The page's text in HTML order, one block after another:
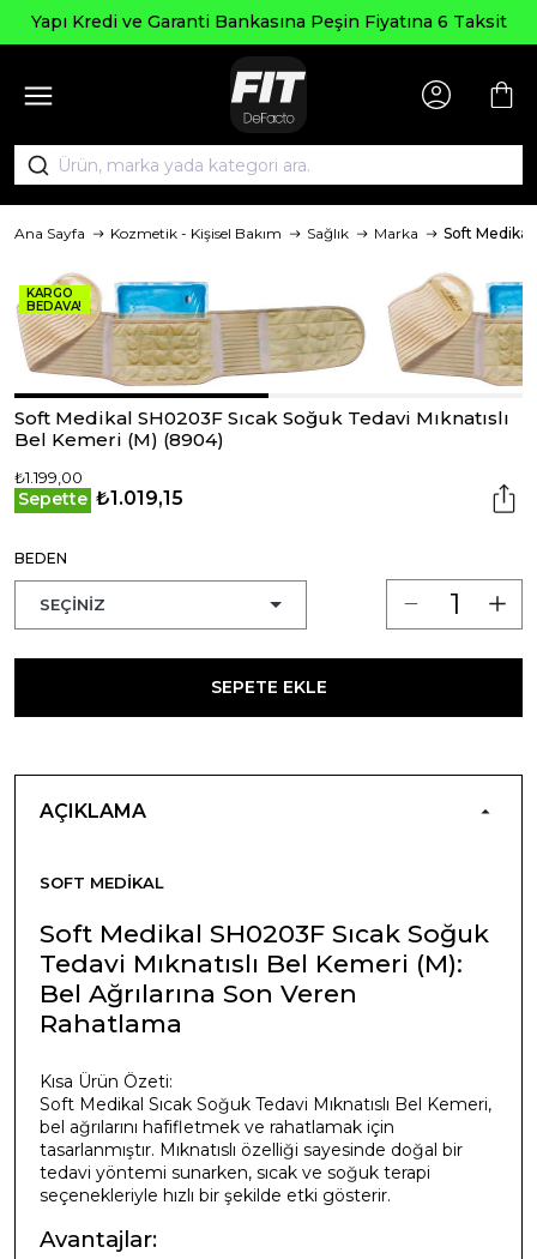
Yapı Kredi ve Garanti Bankasına Peşin Fiyatına 6 Taksit
Ana Sayfa Kozmetik - Kişisel Bakım Sağlık Marka Soft Medikal
KARGO
BEDAVA!
Soft Medikal SH0203F Sıcak Soğuk Tedavi Mıknatıslı
Bel Kemeri (M) (8904)
₺1.199,00
Sepette ₺1.019,15
BEDEN
SEPETE EKLE
AÇIKLAMA
SOFT MEDIKAL
Soft Medikal SH0203F Sıcak Soğuk
Tedavi Mıknatıslı Bel Kemeri (M):
Bel Ağrılarına Son Veren
Rahatlama
Kısa Ürün Özeti:
Soft Medikal Sıcak Soğuk Tedavi Mıknatıslı Bel Kemeri,
bel ağrılarını hafifletmek ve rahatlamak için
tasarlanmıştır. Mıknatıslı özelliği sayesinde doğal bir
tedavi yöntemi sunarken, sıcak ve soğuk terapi
seçenekleriyle hızlı bir şekilde etki gösterir.
Avantajlar: